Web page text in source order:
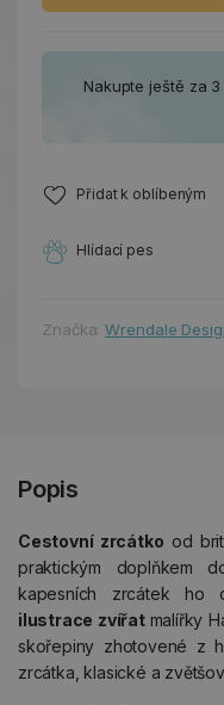
Nakupte ještě za
Přidat k oblíbeným
Hlídací pes
Značka:Wrendale
Popis
Cestovní zrcátko od
praktickým doplňkem
kapesních zrcátek ho
ilustrace zvířat malířky
skořepiny zhotovené z
zrcátka, klasické a